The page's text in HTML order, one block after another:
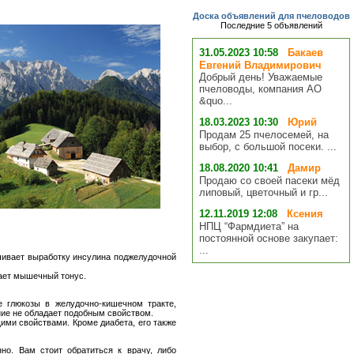
выработку инсулина поджелудочной
мышечный тонус.
в желудочно-кишечном тракте,
не обладает подобным свойством.
свойствами. Кроме диабета, его также
Вам стоит обратиться к врачу, либо
Доска объявлений для пчеловодов
Последние 5 объявлений
31.05.2023 10:58
Бакаев
Евгений Владимирович
Добрый день! Уважаемые
пчеловоды, компания АО
&quo...
18.03.2023 10:30
Юрий
Продам 25 пчелосемей, на
выбор, с большой посеки. ...
18.08.2020 10:41
Дамир
Продаю со своей пасеки мёд
липовый, цветочный и гр...
12.11.2019 12:08
Ксения
НПЦ “Фармдиета” на
постоянной основе закупает:
...